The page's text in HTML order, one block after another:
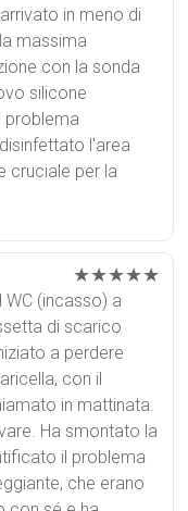
in meno di
massima
con la sonda
silicone
problema
l'area
cruciale per la
★★★★★
(incasso) a
di scarico
a perdere
con il
in mattinata.
Ha smontato la
il problema
che erano